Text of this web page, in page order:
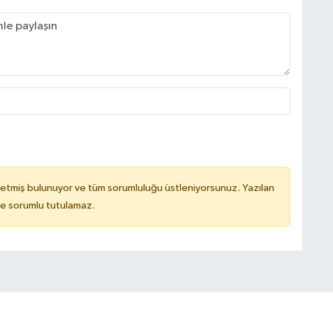
bulunuyor ve tüm sorumluluğu üstleniyorsunuz. Yazılan
sorumlu tutulamaz.